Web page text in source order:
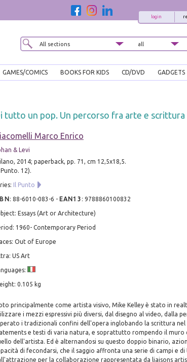
login
GAMES/COMICS BOOKS FOR KIDS CD/DVD GADGETS
tutto un pop. Un percorso fra arte e
Marco Enrico
& Levi
2014; paperback, pp. 71, cm 12,5x18,5.
12).
Il Punto
: 88-6010-083-6 - EAN13 : 9788860100832
Essays (Art or Architecture)
1960- Contemporary Period
Out of Europe
US Art
0.105 kg
principalmente come artista visivo, Mike Kelley è stato in
i mezzi espressivi più diversi, dal disegno al video, dalla
i tradizionali confini dell'opera inglobando la scrittura
e testi di varia natura, e soprattutto rompendo il
dell'artista. Ed è alternandosi su questo doppio binario,
di fecondarsi, che il saggio affronta una serie di campi e
per la collaborazione rappresentata da liaisons